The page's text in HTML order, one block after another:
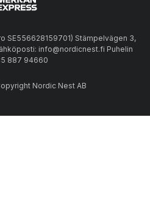
SE556628159701) Stämpelvägen 3,
info@nordicnest.fi Puhelin
887 94660
Nordic Nest AB